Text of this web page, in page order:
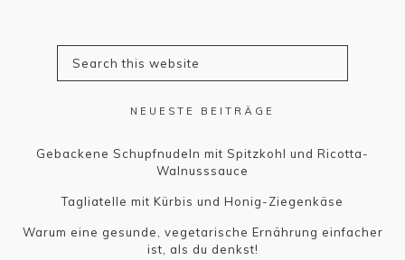
NEUESTE BEITRÄGE
Gebackene Schupfnudeln mit Spitzkohl und Ricotta-
Walnusssauce
Tagliatelle mit Kürbis und Honig-Ziegenkäse
Warum eine gesunde, vegetarische Ernährung einfacher
ist, als du denkst!